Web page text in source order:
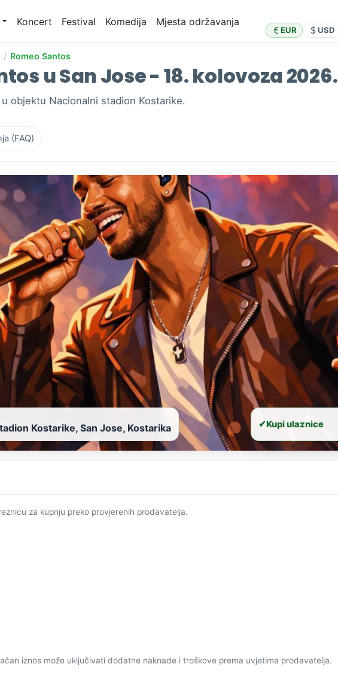
Koncert Festival Komedija Mjesta održavanja
EUR USD
/ Romeo Santos
u San Jose - 18. kolovoza 2026.
objektu Nacionalni stadion Kostarike.
(FAQ)
Kostarike, San Jose, Kostarika ✔Kupi ulaznice
za kupnju preko provjerenih prodavatelja.
iznos može uključivati dodatne naknade i troškove prema uvjetima prodavatelja.